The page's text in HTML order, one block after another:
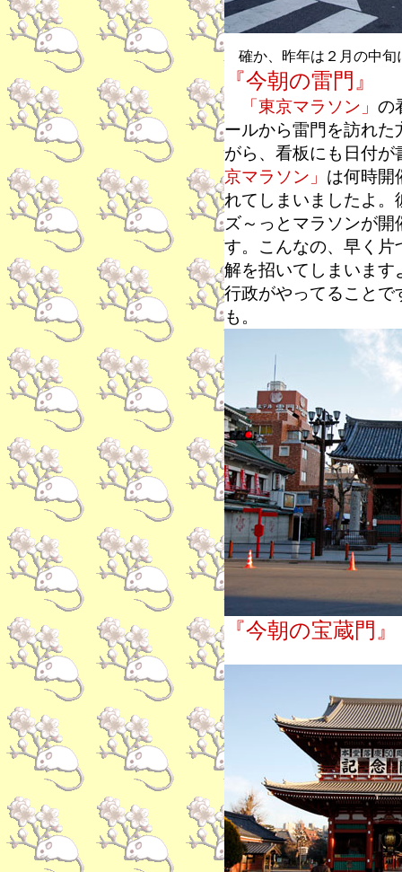
確か、昨年は２月の中旬
『今朝の雷門』
「東京マラソン」 の
ールから雷門を訪れ
がら、看板にも日付が
京マラソン」 は何時開
れてしまいましたよ。
ズ～っとマラソンが開
す。こんなの、早く片
解を招いてしまいます
行政がやってることで
も。
『今朝の宝蔵門』